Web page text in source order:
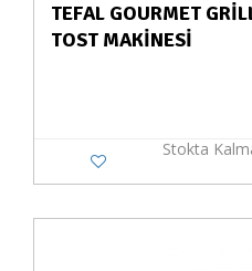
TEFAL GOURMET
TOST MAKİNESİ
Stokta